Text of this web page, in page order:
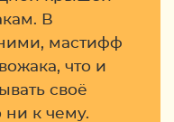
В
мастифф
что и
своё
ни к чему.